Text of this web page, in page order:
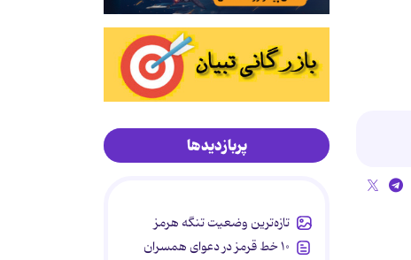
پربازدیدها
تازه‌ترین وضعیت تنگه هرمز
۱۰ خط قرمز در دعوای همسران